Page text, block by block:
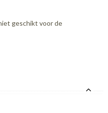
geschikt voor de